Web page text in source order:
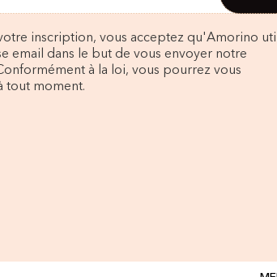
inscription, vous acceptez qu'Amorino
email dans le but de vous envoyer notre
à la loi, vous pourrez vous
tout moment.